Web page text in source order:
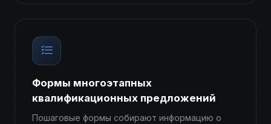
Формы многоэтапных
квалификационных предложений
Пошаговые формы собирают информацию о